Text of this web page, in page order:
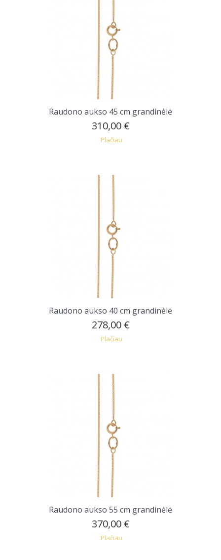
Raudono aukso 45 cm grandinėlė
310,00 €
Plačiau
Raudono aukso 40 cm grandinėlė
278,00 €
Plačiau
Raudono aukso 55 cm grandinėlė
370,00 €
Plačiau